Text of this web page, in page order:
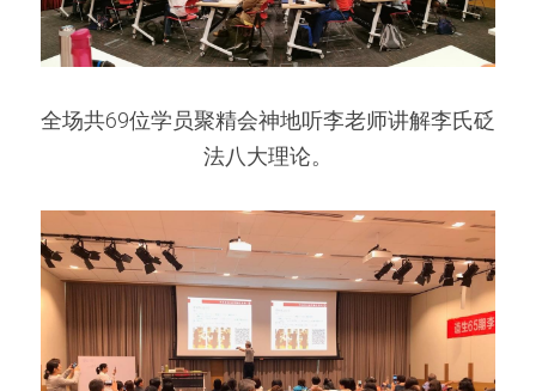
全场共69位学员聚精会神地听李老师讲解李氏砭
法八大理论。